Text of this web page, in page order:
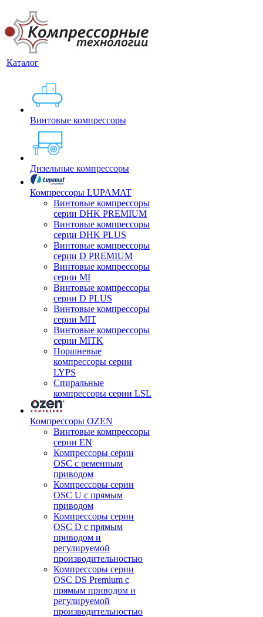
Каталог
Винтовые компрессоры
Дизельные компрессоры
Компрессоры LUPAMAT
Винтовые компрессоры
серии DHK PREMIUM
Винтовые компрессоры
серии DHK PLUS
Винтовые компрессоры
серии D PREMIUM
Винтовые компрессоры
серии MI
Винтовые компрессоры
серии D PLUS
Винтовые компрессоры
серии MIT
Винтовые компрессоры
серии MITK
Поршневые
компрессоры серии
LYPS
Спиральные
компрессоры серии LSL
Компрессоры OZEN
Винтовые компрессоры
серии EN
Компрессоры серии
OSC с ременным
приводом
Компрессоры серии
OSC U с прямым
приводом
Компрессоры серии
OSC D с прямым
приводом и
регулируемой
производительностью
Компрессоры серии
OSC DS Premium с
прямым приводом и
регулируемой
производительностью